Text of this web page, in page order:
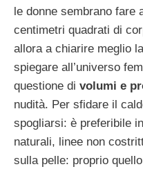
le donne sembrano fare
centimetri quadrati di
allora a chiarire meglio
spiegare all’universo
questione di volumi e
nudità. Per sfidare il
spogliarsi: è preferibile
naturali, linee non
sulla pelle: proprio